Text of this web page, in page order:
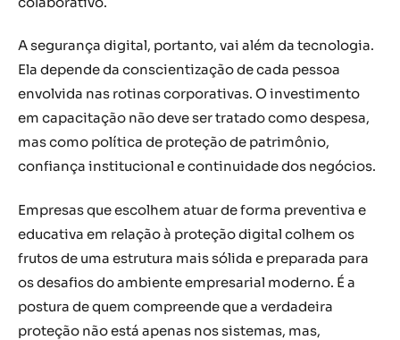
A segurança digital, portanto, vai além da tecnologia.
Ela depende da conscientização de cada pessoa
envolvida nas rotinas corporativas. O investimento
em capacitação não deve ser tratado como despesa,
mas como política de proteção de patrimônio,
confiança institucional e continuidade dos negócios.
Empresas que escolhem atuar de forma preventiva e
educativa em relação à proteção digital colhem os
frutos de uma estrutura mais sólida e preparada para
os desafios do ambiente empresarial moderno. É a
postura de quem compreende que a verdadeira
proteção não está apenas nos sistemas, mas,